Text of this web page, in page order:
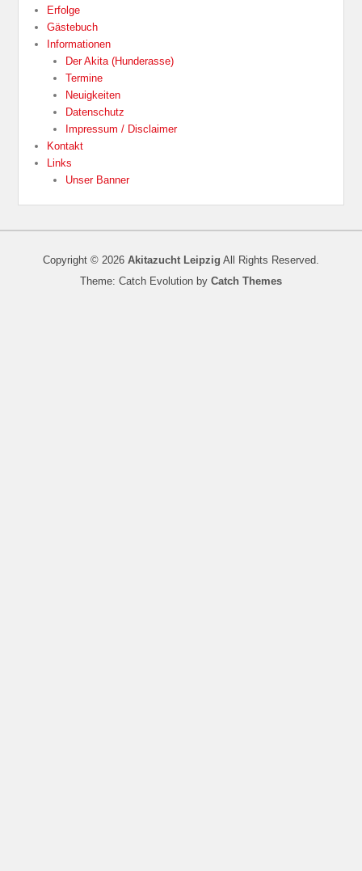
Erfolge
Gästebuch
Informationen
Der Akita (Hunderasse)
Termine
Neuigkeiten
Datenschutz
Impressum / Disclaimer
Kontakt
Links
Unser Banner
Copyright © 2026 Akitazucht Leipzig All Rights Reserved.
Theme: Catch Evolution by Catch Themes